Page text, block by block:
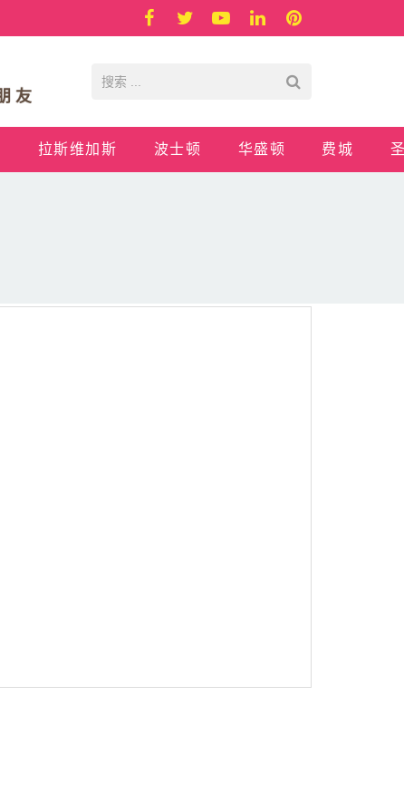
拉斯维加斯 波士顿 华盛顿 费城